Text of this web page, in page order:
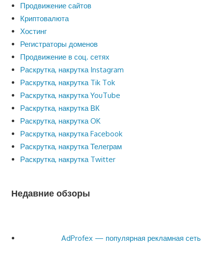
Продвижение сайтов
Криптовалюта
Хостинг
Регистраторы доменов
Продвижение в соц. сетях
Раскрутка, накрутка Instagram
Раскрутка, накрутка Tik Tok
Раскрутка, накрутка YouTube
Раскрутка, накрутка ВК
Раскрутка, накрутка OK
Раскрутка, накрутка Facebook
Раскрутка, накрутка Телеграм
Раскрутка, накрутка Twitter
Недавние обзоры
AdProfex — популярная рекламная сеть